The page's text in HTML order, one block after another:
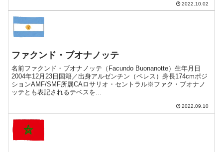
2022.10.02
ファクンド・ブオナノッテ
名前ファクンド・ブオナノッテ（Facundo Buonanotte）生年月日
2004年12月23日国籍／出身アルゼンチン（ペレス）身長174cmポジ
ションAMF/SMF所属CAロサリオ・セントラル※ファク・ブオナノ
ッテとも表記されるテベスを...
2022.09.10